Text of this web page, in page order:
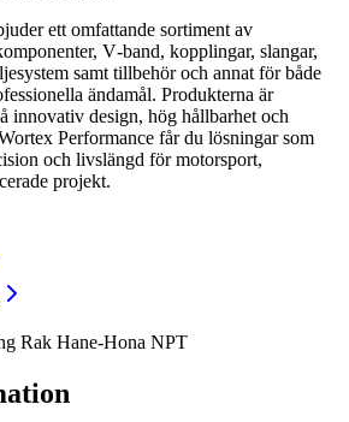
ett omfattande sortiment av
V‑band, kopplingar, slangar,
samt tillbehör och annat för både
ändamål. Produkterna är
innovativ design, hög hållbarhet och
Performance får du lösningar som
och livslängd för motorsport,
projekt.
Rak Hane-Hona NPT